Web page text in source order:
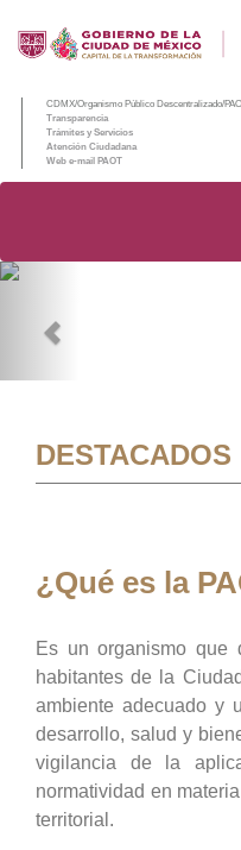
CDMX/Organismo Público Descentralizado/
Transparencia
Trámites y Servicios
Atención Ciudadana
Web e-mail PAOT
DESTACADOS
¿Qué es la
Es un organismo que
habitantes de la
ambiente adecuado y
desarrollo, salud y
vigilancia de la
normatividad en
territorial.